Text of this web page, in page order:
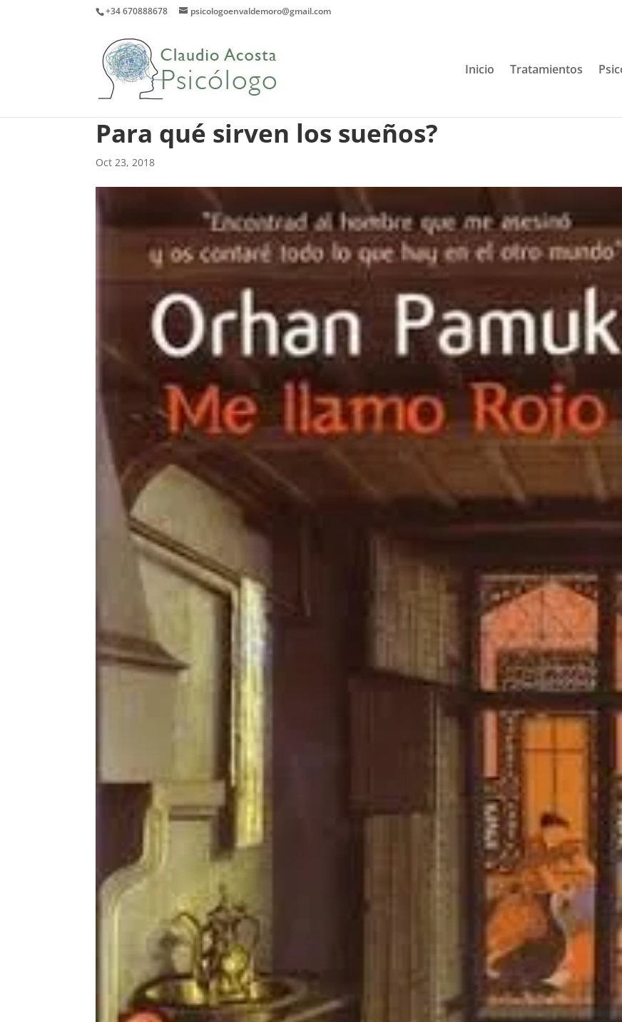
+34 670888678 psicologoenvaldemoro@gmail.com
Inicio Tratamientos
Para qué sirven los sueños?
Oct 23, 2018